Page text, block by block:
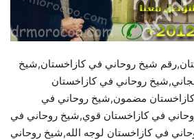
شيخ روحاني في كازاخستان,شيخ
روحاني في كازاخستان
مضمون,شيخ روحاني في
في كازاخستان قوي,شيخ روحاني في
في كازاخستان لوجه الله,شيخ روحاني